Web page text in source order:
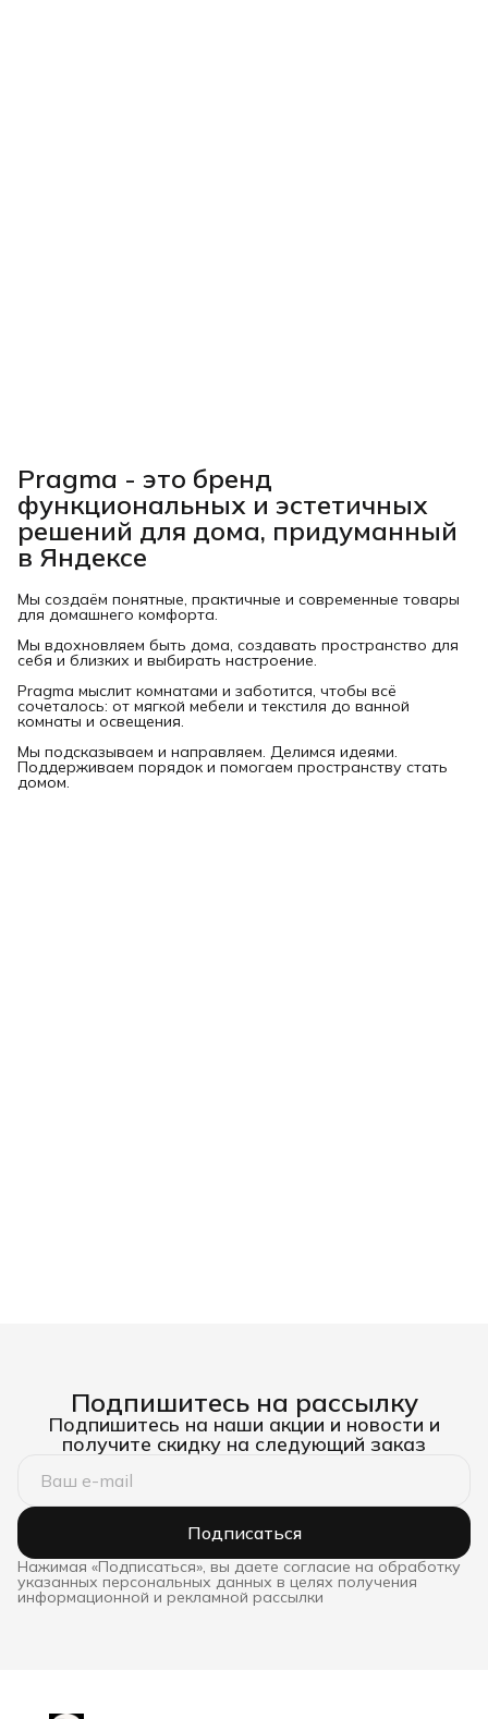
Pragma - это бренд
функциональных и эстетичных
решений для дома, придуманный
в Яндексе
Мы создаём понятные, практичные и современные товары
для домашнего комфорта.
Мы вдохновляем быть дома, создавать пространство для
себя и близких и выбирать настроение.
Pragma мыслит комнатами и заботится, чтобы всё
сочеталось: от мягкой мебели и текстиля до ванной
комнаты и освещения.
Мы подсказываем и направляем. Делимся идеями.
Поддерживаем порядок и помогаем пространству стать
домом.
Подпишитесь на рассылку
Подпишитесь на наши акции и новости и
получите скидку на следующий заказ
Подписаться
Нажимая «Подписаться», вы даете согласие на обработку
указанных персональных данных в целях получения
информационной и рекламной рассылки